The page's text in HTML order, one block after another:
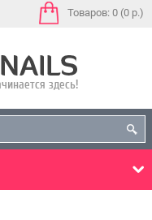
Товаров: 0 (0 р.)